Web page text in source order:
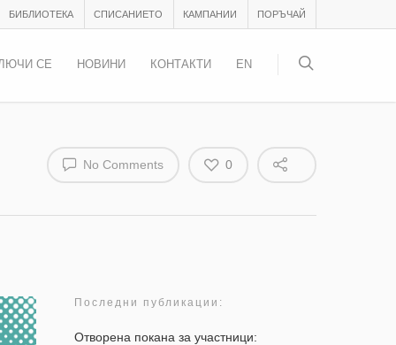
БИБЛИОТЕКА СПИСАНИЕТО КАМПАНИИ ПОРЪЧАЙ
СЕ НОВИНИ КОНТАКТИ EN
No Comments 0
Последни публикации:
Отворена покана за участници: